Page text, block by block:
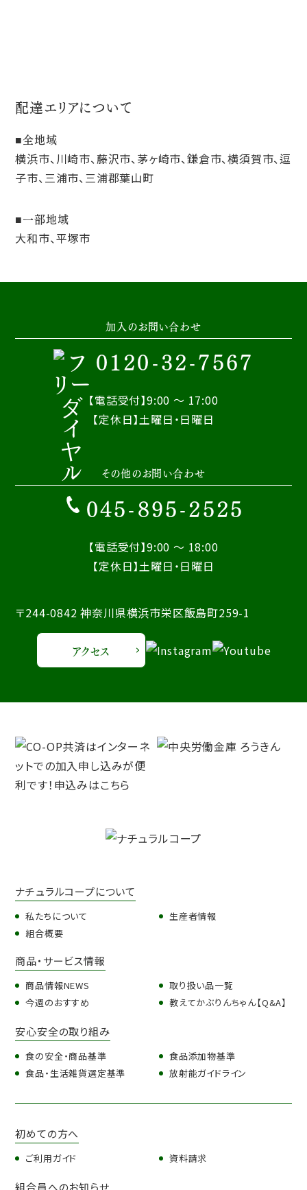
配達エリアについて
全地域
横浜市、川崎市、藤沢市、茅ヶ崎市、鎌倉市、横須賀市、逗
子市、三浦市、三浦郡葉山町
一部地域
大和市、平塚市
加入のお問い合わせ
0120-32-7567
【電話受付】9:00 ～ 17:00
【定休日】土曜日・日曜日
その他のお問い合わせ
045-895-2525
【電話受付】9:00 ～ 18:00
【定休日】土曜日・日曜日
〒244-0842 神奈川県横浜市栄区飯島町259-1
アクセス
ナチュラルコープについて
私たちについて
組合概要
生産者情報
商品・サービス情報
商品情報NEWS
今週のおすすめ
取り扱い品一覧
教えてかぶりんちゃん【Q&A】
安心安全の取り組み
食の安全・商品基準
食品・生活雑貨選定基準
食品添加物基準
放射能ガイドライン
初めての方へ
ご利用ガイド 資料請求
組合員へのお知らせ